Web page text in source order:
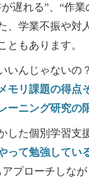
遅れる”、“作
、学業不振や対
もあります。
いんじゃない
リ課題の得点
ーニング研究の
た個別学習支
って勉強して
アプローチしな